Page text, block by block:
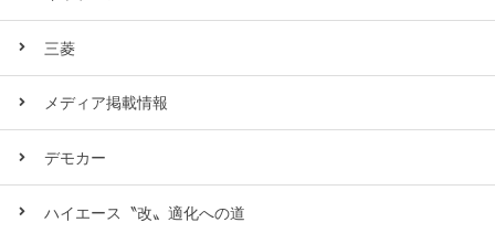
三菱
メディア掲載情報
デモカー
ハイエース〝改〟適化への道